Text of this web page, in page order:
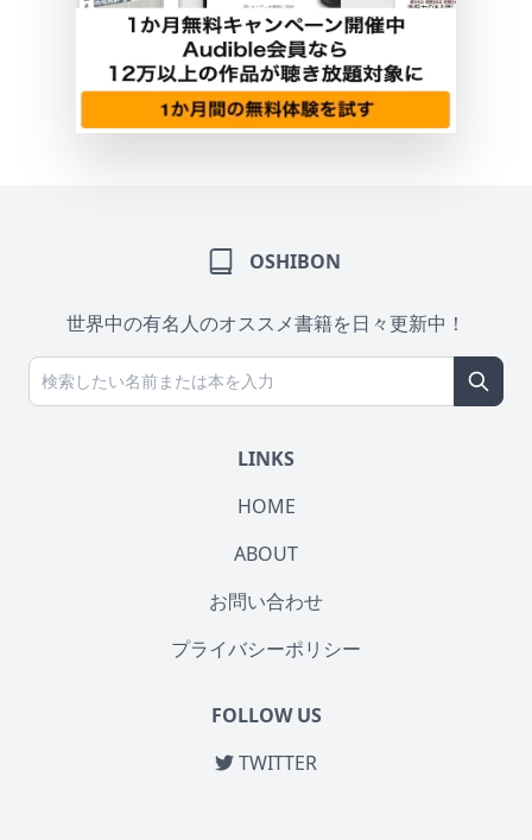
OSHIBON
世界中の有名人のオススメ書籍を日々更新中！
LINKS
HOME
ABOUT
お問い合わせ
プライバシーポリシー
FOLLOW US
TWITTER